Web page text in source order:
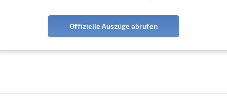
Offizielle Auszüge abrufen